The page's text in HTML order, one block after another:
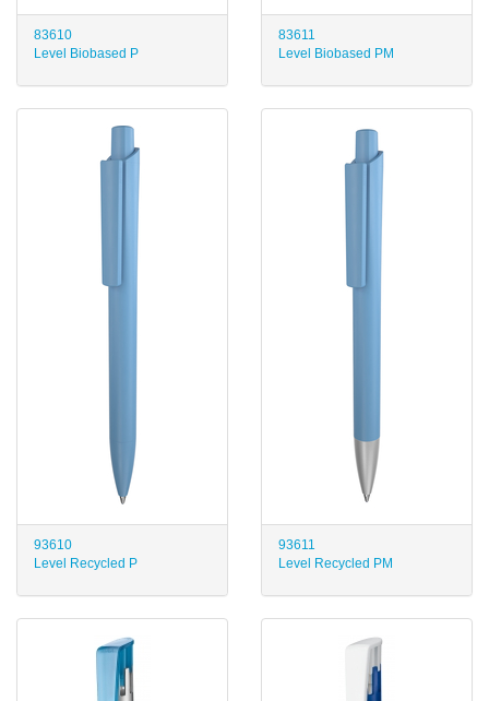
83610
Level Biobased P
83611
Level Biobased PM
93610
Level Recycled P
93611
Level Recycled PM